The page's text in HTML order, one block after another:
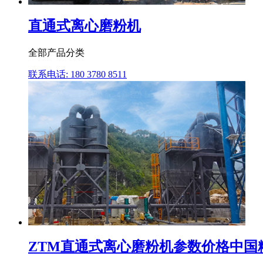
直通式离心磨粉机
全部产品分类
联系电话: 180 3780 8511
ZTM直通式离心磨粉机参数价格中国